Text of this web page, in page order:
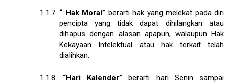
1.1.7. “ Hak Moral” berarti hak yang melekat pada diri
pencipta yang tidak dapat dihilangkan atau
dihapus dengan alasan apapun, walaupun Hak
Kekayaan Intelektual atau hak terkait telah
dialihkan.
1.1.8. “Hari Kalender” berarti hari Senin sampai